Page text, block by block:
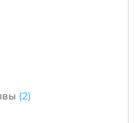
(2)